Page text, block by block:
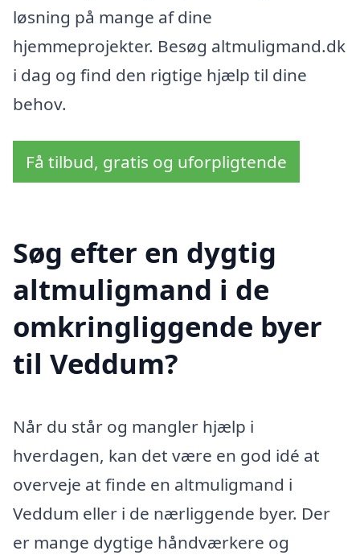
løsning på mange af dine
hjemmeprojekter. Besøg altmuligmand.dk
i dag og find den rigtige hjælp til dine
behov.
Få tilbud, gratis og uforpligtende
Søg efter en dygtig
altmuligmand i de
omkringliggende byer
til Veddum?
Når du står og mangler hjælp i
hverdagen, kan det være en god idé at
overveje at finde en altmuligmand i
Veddum eller i de nærliggende byer. Der
er mange dygtige håndværkere og